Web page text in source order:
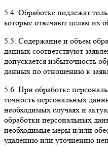
5.4. Обработке подлежат
которые отвечают целям их
5.5. Содержание и объем
данных соответствуют
допускается избыточность
данных по отношению к
5.6. При обработке
точность персональных
необходимых случаях и
обработки персональных
необходимые меры и/или
удалению или уточнению